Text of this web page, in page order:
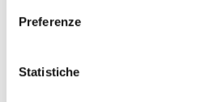
Preferenze
Statistiche
Hall AREA 47